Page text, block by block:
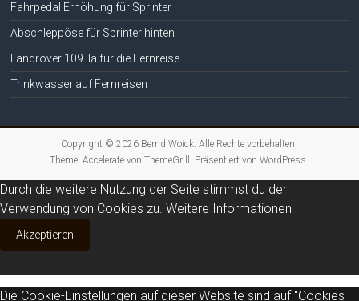
Fahrpedal Erhöhung für Sprinter
Abschleppöse für Sprinter hinten
Landrover 109 IIa für die Fernreise
Trinkwasser auf Fernreisen
Copyright © 2026 Bernd Woick. Alle Rechte vorbehalten.
Theme:Accelerate von ThemeGrill. Präsentiert vonWordPress.
Durch die weitere Nutzung der Seite stimmst du der
Verwendung von Cookies zu. Weitere Informationen
Akzeptieren
Die Cookie-Einstellungen auf dieser Website sind auf "Cookies